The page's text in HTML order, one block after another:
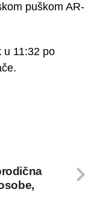
puškom AR-
u 11:32 po